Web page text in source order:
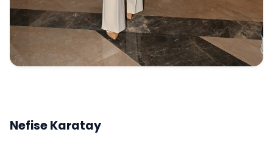
Nefise Karatay